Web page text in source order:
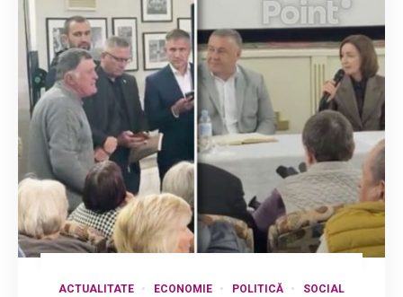
ACTUALITATE ECONOMIE POLITICĂ SOCIAL